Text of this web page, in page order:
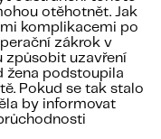
otěhotnět. Jak
komplikacemi po
zákrok v
způsobit uzavření
žena podstoupila
Pokud se tak stalo
by informovat